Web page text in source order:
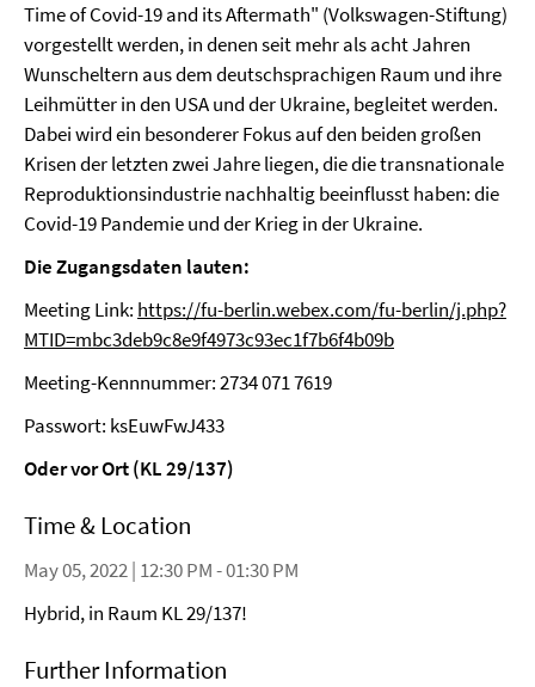
Time of Covid-19 and its Aftermath" (Volkswagen-Stiftung)
vorgestellt werden, in denen seit mehr als acht Jahren
Wunscheltern aus dem deutschsprachigen Raum und ihre
Leihmütter in den USA und der Ukraine, begleitet werden.
Dabei wird ein besonderer Fokus auf den beiden großen
Krisen der letzten zwei Jahre liegen, die die transnationale
Reproduktionsindustrie nachhaltig beeinflusst haben: die
Covid-19 Pandemie und der Krieg in der Ukraine.
Die Zugangsdaten lauten:
Meeting Link: https://fu-berlin.webex.com/fu-berlin/j.php?
MTID=mbc3deb9c8e9f4973c93ec1f7b6f4b09b
Meeting-Kennnummer: 2734 071 7619
Passwort: ksEuwFwJ433
Oder vor Ort (KL 29/137)
Time & Location
May 05, 2022 | 12:30 PM - 01:30 PM
Hybrid, in Raum KL 29/137!
Further Information